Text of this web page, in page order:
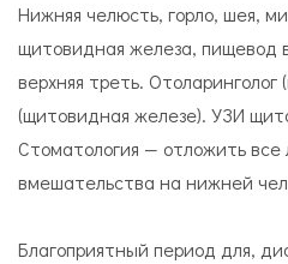
Нижняя челюсть, горло, шея,
щитовидная железа, пищевод
верхняя треть. Отоларинголог
(щитовидная железе). УЗИ
Стоматология — отложить все
вмешательства на нижней
Благоприятный период для,